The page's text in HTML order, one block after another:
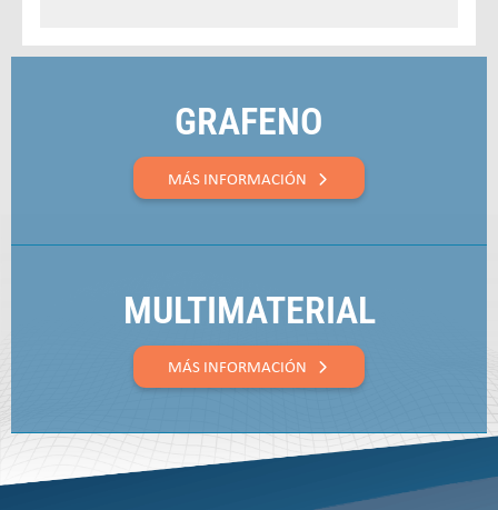
GRAFENO
MÁS INFORMACIÓN
MULTIMATERIAL
MÁS INFORMACIÓN